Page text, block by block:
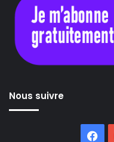
Nous suivre